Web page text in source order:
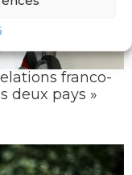
franco-
deux pays »